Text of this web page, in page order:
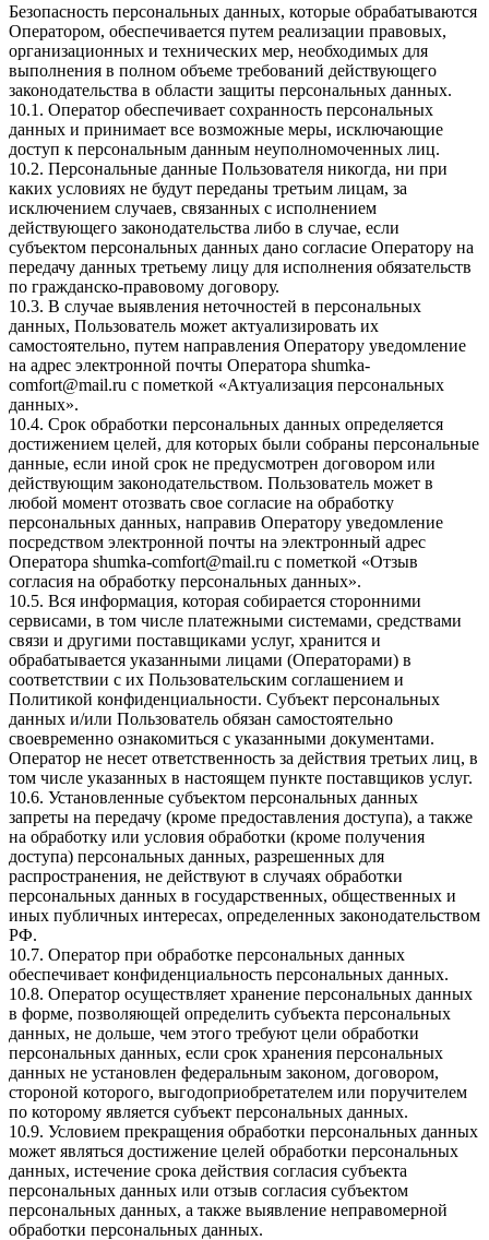
Безопасность персональных данных, которые обрабатываются
Оператором, обеспечивается путем реализации правовых,
организационных и технических мер, необходимых для
выполнения в полном объеме требований действующего
законодательства в области защиты персональных данных.
10.1. Оператор обеспечивает сохранность персональных
данных и принимает все возможные меры, исключающие
доступ к персональным данным неуполномоченных лиц.
10.2. Персональные данные Пользователя никогда, ни при
каких условиях не будут переданы третьим лицам, за
исключением случаев, связанных с исполнением
действующего законодательства либо в случае, если
субъектом персональных данных дано согласие Оператору на
передачу данных третьему лицу для исполнения обязательств
по гражданско-правовому договору.
10.3. В случае выявления неточностей в персональных
данных, Пользователь может актуализировать их
самостоятельно, путем направления Оператору уведомление
на адрес электронной почты Оператора shumka-
comfort@mail.ru с пометкой «Актуализация персональных
данных».
10.4. Срок обработки персональных данных определяется
достижением целей, для которых были собраны персональные
данные, если иной срок не предусмотрен договором или
действующим законодательством. Пользователь может в
любой момент отозвать свое согласие на обработку
персональных данных, направив Оператору уведомление
посредством электронной почты на электронный адрес
Оператора shumka-comfort@mail.ru с пометкой «Отзыв
согласия на обработку персональных данных».
10.5. Вся информация, которая собирается сторонними
сервисами, в том числе платежными системами, средствами
связи и другими поставщиками услуг, хранится и
обрабатывается указанными лицами (Операторами) в
соответствии с их Пользовательским соглашением и
Политикой конфиденциальности. Субъект персональных
данных и/или Пользователь обязан самостоятельно
своевременно ознакомиться с указанными документами.
Оператор не несет ответственность за действия третьих лиц, в
том числе указанных в настоящем пункте поставщиков услуг.
10.6. Установленные субъектом персональных данных
запреты на передачу (кроме предоставления доступа), а также
на обработку или условия обработки (кроме получения
доступа) персональных данных, разрешенных для
распространения, не действуют в случаях обработки
персональных данных в государственных, общественных и
иных публичных интересах, определенных законодательством
РФ.
10.7. Оператор при обработке персональных данных
обеспечивает конфиденциальность персональных данных.
10.8. Оператор осуществляет хранение персональных данных
в форме, позволяющей определить субъекта персональных
данных, не дольше, чем этого требуют цели обработки
персональных данных, если срок хранения персональных
данных не установлен федеральным законом, договором,
стороной которого, выгодоприобретателем или поручителем
по которому является субъект персональных данных.
10.9. Условием прекращения обработки персональных данных
может являться достижение целей обработки персональных
данных, истечение срока действия согласия субъекта
персональных данных или отзыв согласия субъектом
персональных данных, а также выявление неправомерной
обработки персональных данных.